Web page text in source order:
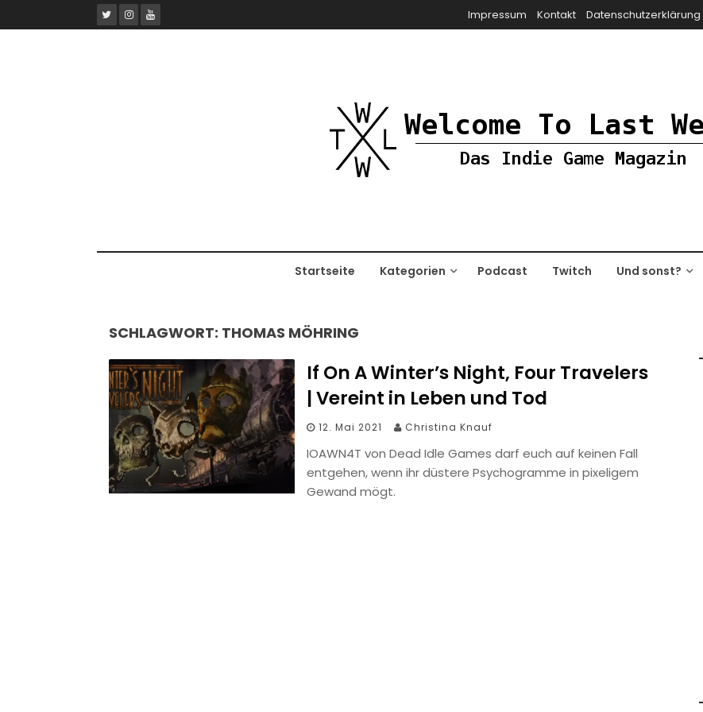
to
Impressum Kontakt Datenschutzerklärung
Startseite Kategorien Podcast Twitch Und sonst?
SCHLAGWORT: THOMAS MÖHRING
If On A Winter’s Night, Four Travelers
| Vereint in Leben und Tod
12. Mai 2021 Christina Knauf
IOAWN4T von Dead Idle Games darf euch auf keinen Fall
entgehen, wenn ihr düstere Psychogramme in pixeligem
Gewand mögt.